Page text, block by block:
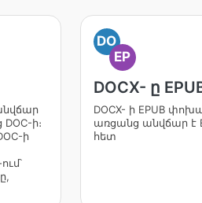
ի։
ի
DO
EP
DOCX- ը
DOCX- ի EPUB
առցանց անվճար է
հետ